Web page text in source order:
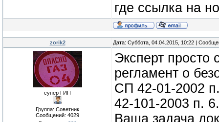
где ссылка на
zorik2 Дата: Суббота, 04.04.2015, 10:22 |
супер ГИП
Группа: Советник
Сообщений: 4029
Эксперт просто
регламент о
СП 42-01-2002
42-101-2003 п.
Ваша задача